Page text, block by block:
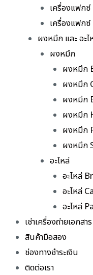
เครื่องแฟก
เครื่องแฟก
ผงหมึก และ อะไ
ผงหมึก
ผงหมึก
ผงหมึก
ผงหมึก
ผงหมึก
ผงหมึก
ผงหมึก
อะไหล่
อะไหล่
อะไหล่
อะไหล่
เช่าเครื่องถ่ายเอกสาร
สินค้ามือสอง
ช่องทางชำระเงิน
ติดต่อเรา